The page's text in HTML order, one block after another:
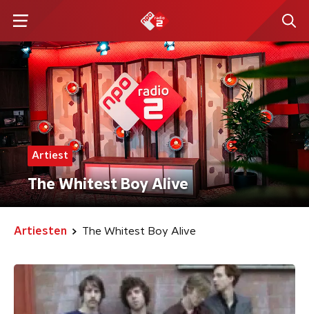
Artiest
The Whitest Boy Alive
Artiesten The Whitest Boy Alive